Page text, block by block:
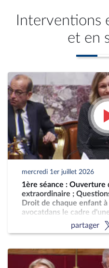
Interventions
et en
mercredi 1er juillet 2026
1ère séance : Ouverture
extraordinaire ;
Droit de chaque enfant à
avocatdans le cadre
Programmation militaire
2030 (CMP) ; Justice
partager